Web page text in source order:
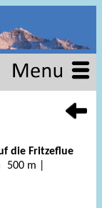
die Fritzeflue
m |